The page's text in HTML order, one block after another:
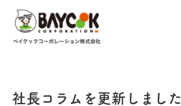
社長コラムを更新しました